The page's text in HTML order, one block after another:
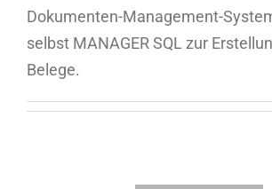
Dokumenten-Management-
selbst MANAGER SQL zur
Belege.